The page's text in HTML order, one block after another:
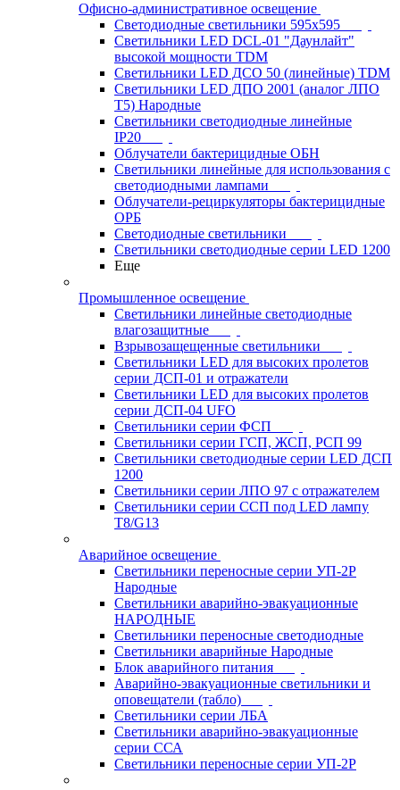
Офисно-административное освещение
Светодиодные светильники 595x595
Светильники LED DCL-01 "Даунлайт"
высокой мощности TDM
Светильники LED ДСО 50 (линейные) TDM
Светильники LED ДПО 2001 (аналог ЛПО
Т5) Народные
Светильники светодиодные линейные
IP20
Облучатели бактерицидные ОБН
Светильники линейные для использования с
светодиодными лампами
Облучатели-рециркуляторы бактерицидные
ОРБ
Светодиодные светильники
Светильники светодиодные серии LED 1200
Еще
Промышленное освещение
Светильники линейные светодиодные
влагозащитные
Взрывозащещенные светильники
Светильники LED для высоких пролетов
серии ДСП-01 и отражатели
Светильники LED для высоких пролетов
серии ДСП-04 UFO
Светильники серии ФСП
Светильники серии ГСП, ЖСП, РСП 99
Светильники светодиодные серии LED ДСП
1200
Светильники серии ЛПО 97 с отражателем
Светильники серии ССП под LED лампу
T8/G13
Аварийное освещение
Светильники переносные серии УП-2Р
Народные
Светильники аварийно-эвакуационные
НАРОДНЫЕ
Светильники переносные светодиодные
Светильники аварийные Народные
Блок аварийного питания
Аварийно-эвакуационные светильники и
оповещатели (табло)
Светильники серии ЛБА
Светильники аварийно-эвакуационные
серии ССА
Светильники переносные серии УП-2Р